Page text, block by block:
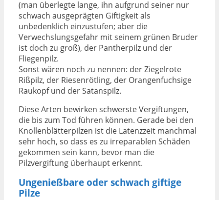
(man überlegte lange, ihn aufgrund seiner nur
schwach ausgeprägten Giftigkeit als
unbedenklich einzustufen; aber die
Verwechslungsgefahr mit seinem grünen Bruder
ist doch zu groß), der Pantherpilz und der
Fliegenpilz.
Sonst wären noch zu nennen: der Ziegelrote
Rißpilz, der Riesenrötling, der Orangenfuchsige
Raukopf und der Satanspilz.
Diese Arten bewirken schwerste Vergiftungen,
die bis zum Tod führen können. Gerade bei den
Knollenblätterpilzen ist die Latenzzeit manchmal
sehr hoch, so dass es zu irreparablen Schäden
gekommen sein kann, bevor man die
Pilzvergiftung überhaupt erkennt.
Ungenießbare oder schwach giftige
Pilze